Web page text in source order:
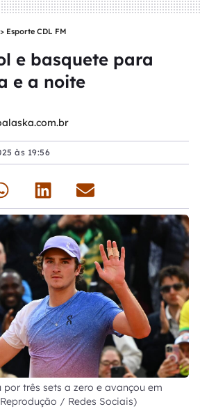
> Esporte CDL FM
e basquete para
e a noite
às 19:56
por três sets a zero e avançou em
/ Redes Sociais)